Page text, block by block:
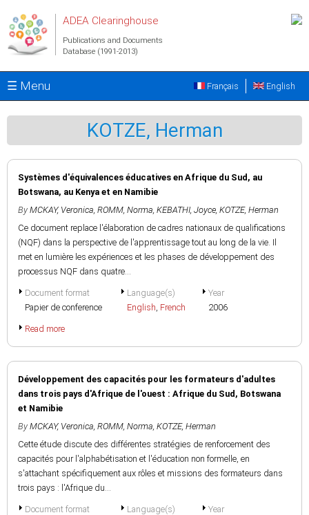
ADEA Clearinghouse
Publications and Documents
Database (1991-2013)
☰ Menu English
Français
KOTZE, Herman
Systèmes d'équivalences éducatives en Afrique du Sud, au
Botswana, au Kenya et en Namibie
By MCKAY, Veronica, ROMM, Norma, KEBATHI, Joyce, KOTZE, Herman
Ce document replace l'élaboration de cadres nationaux de qualifications
(NQF) dans la perspective de l'apprentissage tout au long de la vie. Il
met en lumière les expériences et les phases de développement des
processus NQF dans quatre...
Document format
Papier de conference
Language(s)
English, French
Year
2006
Read more
Développement des capacités pour les formateurs d'adultes
dans trois pays d'Afrique de l'ouest : Afrique du Sud, Botswana
et Namibie
By MCKAY, Veronica, ROMM, Norma, KOTZE, Herman
Cette étude discute des différentes stratégies de renforcement des
capacités pour l'alphabétisation et l'éducation non formelle, en
s'attachant spécifiquement aux rôles et missions des formateurs dans
trois pays : l'Afrique du...
Document format
Language(s)
Year